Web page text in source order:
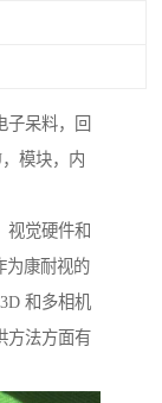
呆料，回
模块，内
视觉硬件和
为康耐视的
和多相机
方法方面有